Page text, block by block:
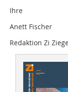
Ihre
Anett Fischer
Redaktion Zi